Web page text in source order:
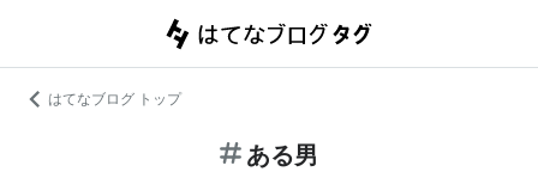
はてなブログ トップ
ある男